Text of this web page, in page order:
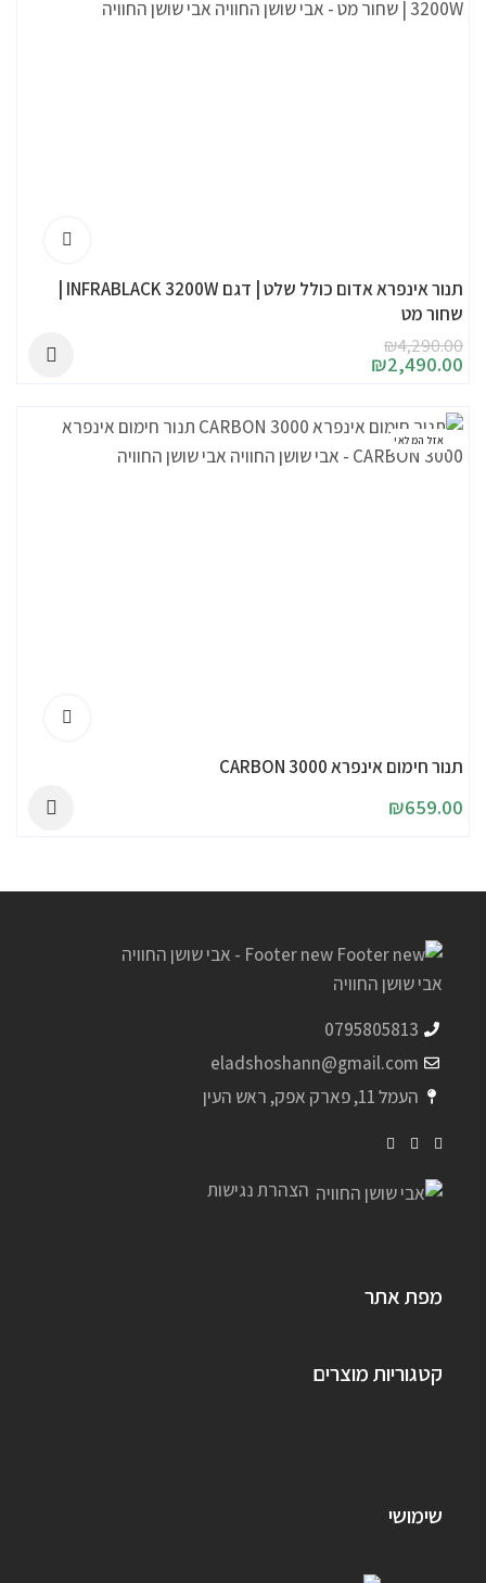
שחור מט
₪4,290.00
₪2,490.00
אזל המלאי
תנור חימום אינפרא CARBON 3000
₪659.00
0795805813
eladshoshann@gmail.com
העמל 11, פארק אפק, ראש העין
הצהרת נגישות
מפת אתר
קטגוריות מוצרים
שימושי